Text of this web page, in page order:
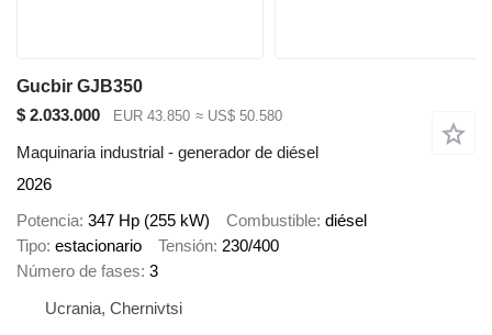
Gucbir GJB350
$ 2.033.000
EUR 43.850 ≈ US$ 50.580
Maquinaria industrial - generador de diésel
2026
Potencia 347 Hp (255 kW) Combustible diésel
Tipo estacionario Tensión 230/400
Número de fases 3
Ucrania, Chernivtsi